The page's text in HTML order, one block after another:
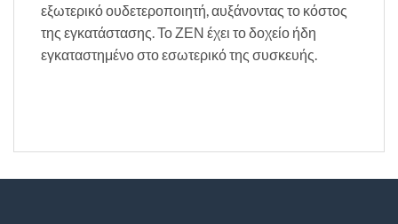
εξωτερικό ουδετεροποιητή, αυξάνοντας το κόστος
της εγκατάστασης. Το ΖΕΝ έχει το δοχείο ήδη
εγκαταστημένο στο εσωτερικό της συσκευής.